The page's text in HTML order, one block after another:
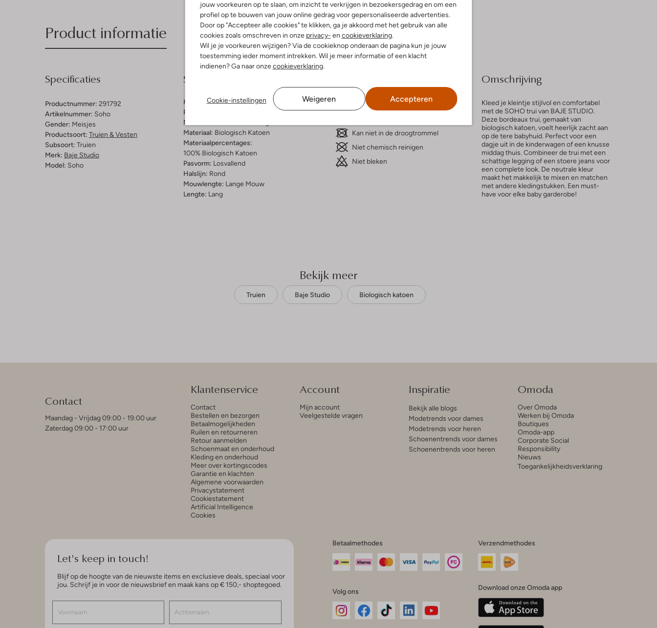
jouw voorkeuren op te slaan, om inzicht te verkrijgen in bezoekersgedrag en om een
profiel op te bouwen van jouw online gedrag voor gepersonaliseerde advertenties.
Door op "Accepteer alle cookies" te klikken, ga je akkoord met het gebruik van alle
cookies zoals omschreven in onze privacy- en cookieverklaring.
Wil je je voorkeuren wijzigen? Via de cookieknop onderaan de pagina kun je jouw
toestemming ieder moment intrekken. Wil je meer informatie of een klacht
indienen? Ga naar onzecookieverklaring.
Cookie-instellingen Weigeren Accepteren
Product informatie Bezorgen & retourneren
Specificaties
Productnummer: 291792
Artikelnummer: Soho
Gender: Meisjes
Productsoort: Truien & Vesten
Subsoort: Truien
Merk: Baje Studio
Model: Soho
Samenstelling & Pasvorm
Kleur:
Bordeaux
Patroon:
Materiaal binnenkant:
Materiaal: Biologisch Katoen
Materiaalpercentages:
100% Biologisch Katoen
Pasvorm: Losvallend
Halslijn: Rond
Mouwlengte: Lange Mouw
Lengte: Lang
Beperkt wassen op 30 °C
Kan niet in de droogtrommel
Niet chemisch reinigen
Niet bleken
Omschrijving
Kleed je kleintje stijlvol en comfortabel
met de SOHO trui van BAJE STUDIO.
Deze bordeaux trui, gemaakt van
biologisch katoen, voelt heerlijk zacht aan
op de tere babyhuid. Perfect voor een
dagje uit in de kinderwagen of een knusse
middag thuis. Combineer de trui met een
schattige legging of een stoere jeans voor
een complete look. De neutrale kleur
maakt het makkelijk te mixen en matchen
met andere kledingstukken. Een must-
have voor elke baby garderobe!
Bekijk meer
Truien Baje Studio Biologisch katoen
Contact
Maandag - Vrijdag 09:00 - 19:00 uur
Zaterdag 09:00 - 17:00 uur
Klantenservice
Contact
Bestellen en bezorgen
Betaalmogelijkheden
Ruilen en retourneren
Retour aanmelden
Schoenmaat en onderhoud
Kleding en onderhoud
Meer over kortingscodes
Garantie en klachten
Algemene voorwaarden
Privacystatement
Cookiestatement
Artificial Intelligence
Cookies
Account
Mijn account
Veelgestelde vragen
Inspiratie
Bekijk alle blogs
Modetrends voor dames
Modetrends voor heren
Schoenentrends voor dames
Schoenentrends voor heren
Omoda
Over Omoda
Werken bij Omoda
Boutiques
Omoda-app
Corporate Social
Responsibility
Nieuws
Toegankelijkheidsverklaring
Let's keep in touch!
Blijf op de hoogte van de nieuwste items en exclusieve deals, speciaal voor
jou. Schrijf je in voor de nieuwsbrief en maak kans op € 150,- shoptegoed.
Betaalmethodes
Volg ons
Verzendmethodes
Download onze Omoda app